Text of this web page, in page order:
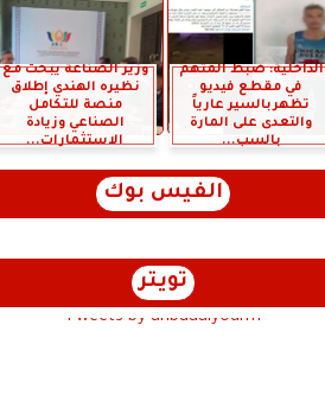
الداخلية: ضبط المتهم
في مقطع فيديو
تظهربالسير عارياً
والتعدى على المارة
بالسب...
وزير الصناعة يبحث مع
نظيره الهندي إطلاق
منصة للتكامل
الصناعي وزيادة
الاستثمارات...
الفيس بوك
تويتر
Tweets by anbaaalyoum1